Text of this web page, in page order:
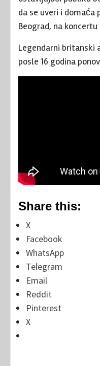
da se uveri i domaća
Beograd, na koncertu
Legendarni britanski
posle 16 godina
Share this:
X
Facebook
WhatsApp
Telegram
Email
Reddit
Pinterest
X